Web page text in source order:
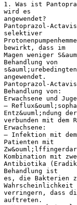
1. Was ist
wird es
angewendet?
Pantoprazol-
selektiver
bewirkt, dass im
Magen weniger
Behandlung von
angewendet.
Pantoprazol-
Behandlung von:
Erwachsene und
–
Entz&uuml;ndung
verbunden mit dem
Erwachsene:
– Infektion mit
Patienten mit
Kombination mit
Antibiotika
Behandlung ist
es, die Bakterien
Wahrscheinlichkeit
verringern, dass
auftreten.